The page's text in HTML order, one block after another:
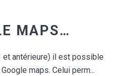
GOOGLE MAPS AVEC UNE APPLICATION RUBYONRAILS : LE GEM QUI GEOCODE !
et antérieure) il est possible
maps. Celui perm...